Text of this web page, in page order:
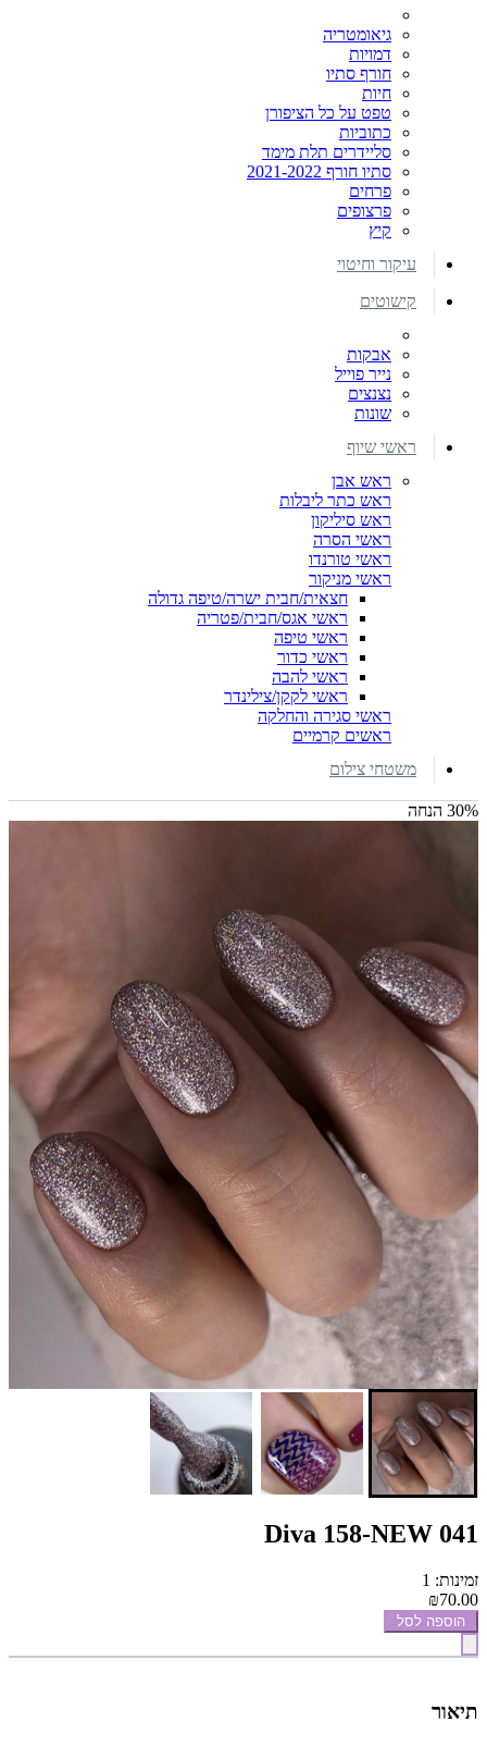
גיאומטריה
דמויות
חורף סתיו
חיות
טפט על כל הציפורן
כתוביות
סליידרים תלת מימד
סתיו חורף 2021-2022
פרחים
פרצופים
קיץ
עיקור וחיטוי
קישוטים
אבקות
נייר פוייל
נצנצים
שונות
ראשי שיוף
ראש אבן
ראש כתר ליבלות
ראש סיליקון
ראשי הסרה
ראשי טורנדו
ראשי מניקור
חצאית/חבית ישרה/טיפה גדולה
ראשי אגס/חבית/פטריה
ראשי טיפה
ראשי כדור
ראשי להבה
ראשי לקקן/צילינדר
ראשי סגירה והחלקה
ראשים קרמיים
משטחי צילום
30% הנחה
Diva 158-NEW 041
זמינות: 1
₪70.00
הוספה לסל
תיאור